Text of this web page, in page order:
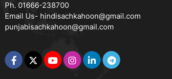
Ph. 01666-238700
Email Us- hindisachkahoon@gmail.com
punjabisachkahoon@gmail.com